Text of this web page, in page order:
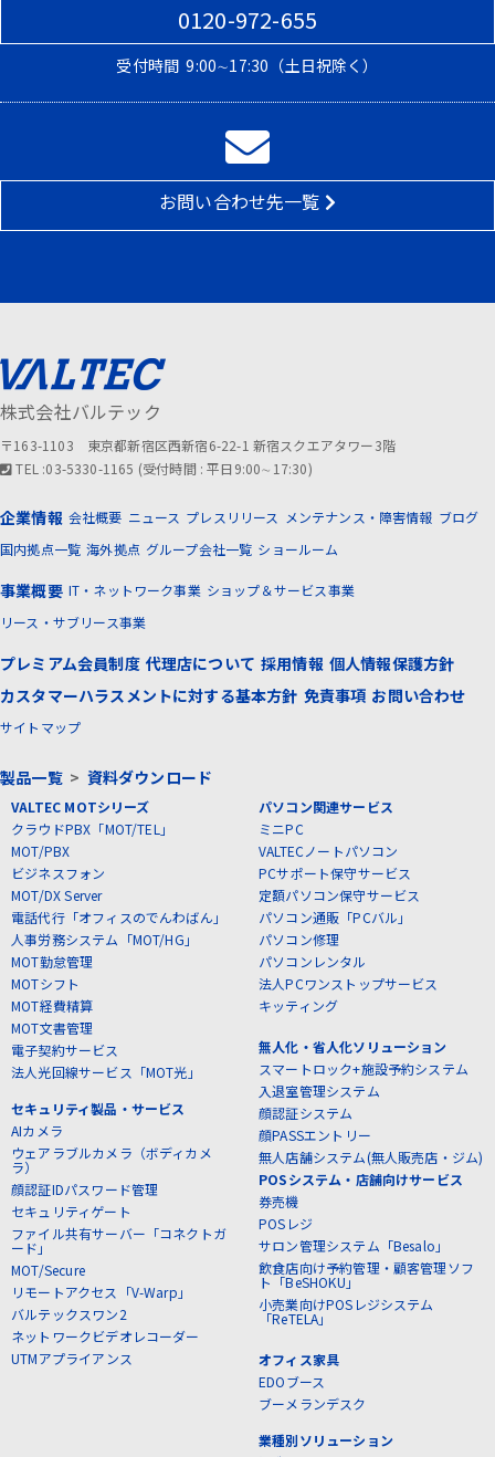
0120-972-655
受付時間 9:00∼17:30（土日祝除く）
お問い合わせ先一覧
株式会社バルテック
〒163-1103 東京都新宿区西新宿6-22-1 新宿スクエアタワー3階
TEL :03-5330-1165 (受付時間 : 平日9:00∼17:30)
企業情報 会社概要 ニュース プレスリリース メンテナンス・障害情報 ブログ
国内拠点一覧 海外拠点 グループ会社一覧 ショールーム
事業概要 IT・ネットワーク事業 ショップ＆サービス事業
リース・サブリース事業
プレミアム会員制度 代理店について 採用情報 個人情報保護方針
カスタマーハラスメントに対する基本方針 免責事項 お問い合わせ
サイトマップ
製品一覧> 資料ダウンロード
VALTEC MOTシリーズ
クラウドPBX「MOT/TEL」
MOT/PBX
ビジネスフォン
MOT/DX Server
電話代行「オフィスのでんわばん」
人事労務システム「MOT/HG」
MOT勤怠管理
MOTシフト
MOT経費精算
MOT文書管理
電子契約サービス
法人光回線サービス「MOT光」
セキュリティ製品・サービス
AIカメラ
ウェアラブルカメラ（ボディカメ
ラ）
顔認証IDパスワード管理
セキュリティゲート
ファイル共有サーバー「コネクトガ
ード」
MOT/Secure
リモートアクセス「V-Warp」
バルテックスワン2
ネットワークビデオレコーダー
UTMアプライアンス
パソコン関連サービス
ミニPC
VALTECノートパソコン
PCサポート保守サービス
定額パソコン保守サービス
パソコン通販「PCバル」
パソコン修理
パソコンレンタル
法人PCワンストップサービス
キッティング
無人化・省人化ソリューション
スマートロック+施設予約システム
入退室管理システム
顔認証システム
顔PASSエントリー
無人店舗システム(無人販売店・ジム)
POSシステム・店舗向けサービス
券売機
POSレジ
サロン管理システム「Besalo」
飲食店向け予約管理・顧客管理ソフ
ト「BeSHOKU」
小売業向けPOSレジシステム
「ReTELA」
オフィス家具
EDOブース
ブーメランデスク
業種別ソリューション